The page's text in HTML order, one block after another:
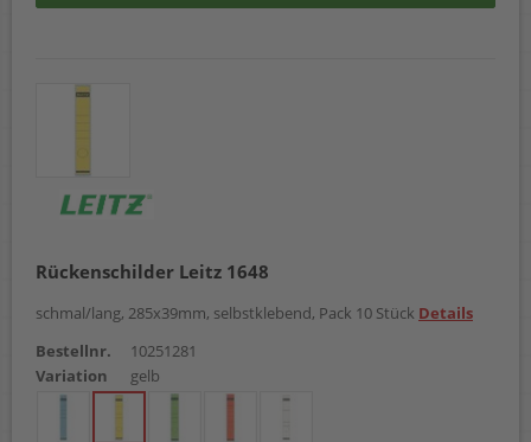
Rückenschilder Leitz 1648
schmal/lang, 285x39mm, selbstklebend, Pack 10 Stück Details
Bestellnr.
10251281
Variation
gelb